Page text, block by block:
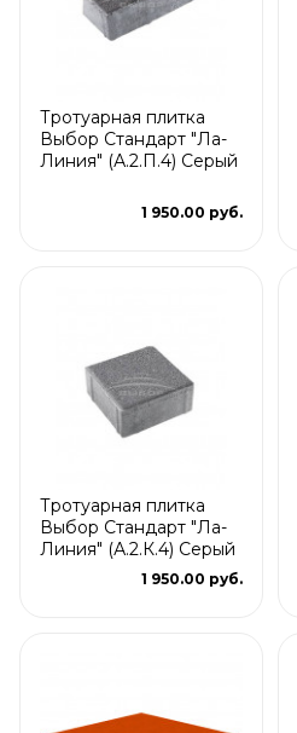
Тротуарная плитка
Выбор Стандарт "Ла-
Линия" (А.2.П.4) Серый
1 950.00 руб.
Тротуарная плитка
Выбор Стандарт "Ла-
Линия" (А.2.К.4) Серый
1 950.00 руб.